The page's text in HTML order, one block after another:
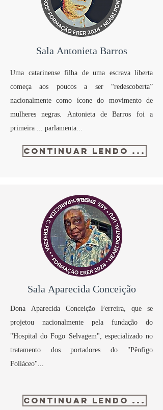
Sala Antonieta Barros
Uma catarinense filha de uma escrava liberta
começa aos poucos a ser “redescoberta”
nacionalmente como ícone do movimento de
mulheres negras. Antonieta de Barros foi a
primeira ... parlamenta...
CONTINUAR LENDO ...
Sala Aparecida Conceição
Dona Aparecida Conceição Ferreira, que se
projetou nacionalmente pela fundação do
"Hospital do Fogo Selvagem", especializado no
tratamento dos portadores do "Pênfigo
Foliáceo"...
CONTINUAR LENDO ...